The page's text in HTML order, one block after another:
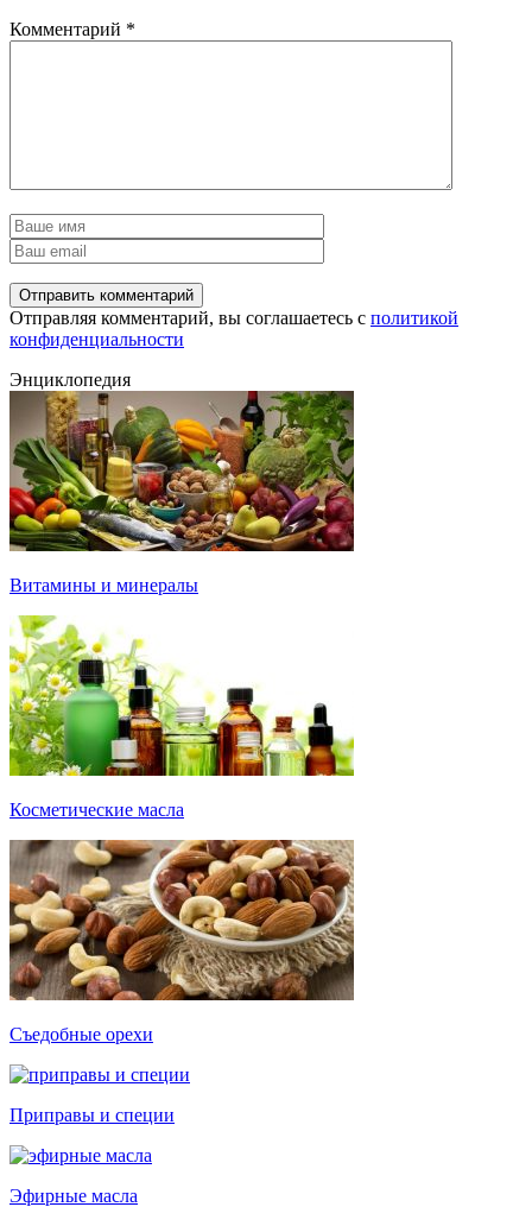
Комментарий *
Отправляя комментарий, вы соглашаетесь с политикой
конфиденциальности
Энциклопедия
Витамины и минералы
Косметические масла
Съедобные орехи
Приправы и специи
Эфирные масла